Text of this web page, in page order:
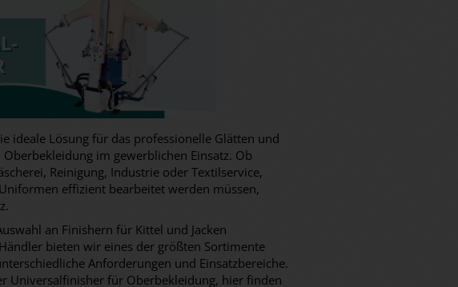
ideale Lösung für das professionelle Glätten und
im gewerblichen Einsatz. Ob
Reinigung, Industrie oder Textilservice,
effizient bearbeitet werden müssen,
an Finishern für Kittel und Jacken
bieten wir eines der größten Sortimente
Anforderungen und Einsatzbereiche.
Universalfinisher für Oberbekleidung, hier finden